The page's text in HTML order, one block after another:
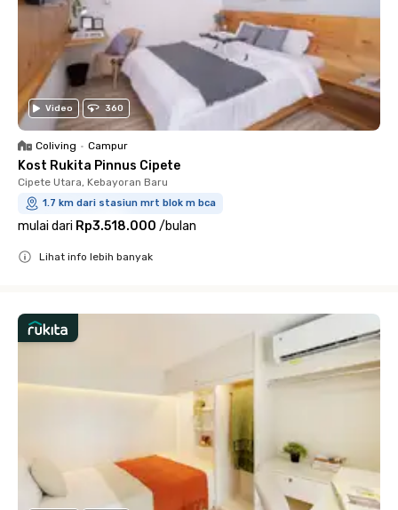
Video 360
Coliving • Campur
Kost Rukita Pinnus Cipete
Cipete Utara, Kebayoran Baru
1.7 km dari stasiun mrt blok m bca
mulai dari Rp3.518.000 /bulan
Lihat info lebih banyak